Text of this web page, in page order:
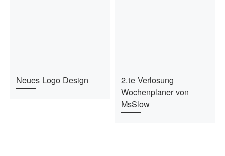
Neues Logo Design
2.te Verlosung
Wochenplaner von
MsSlow